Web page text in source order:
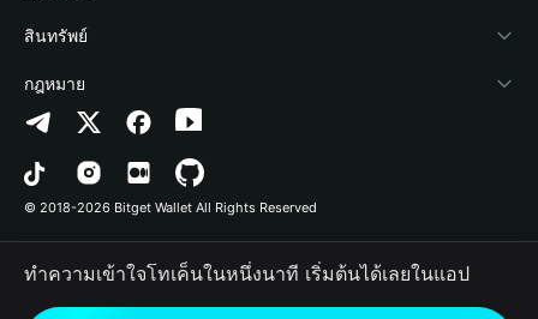
ศูนย์ช่วยเหลือ
ติดต่อเรา
ทรัพยากรข้อมูลของแบรนด์
อาชีพ
Crypto Swap API
Altcoin Season Index
Prediction Markets
DApp
RWA
Bitget Wallet Pay
ลิสต์โปรเจกต์
เทคโนโลยีความปลอดภัย
ซื้อคริปโต
การตรวจจับการอนุญาต
การตรวจจับสัญญา
การโอนเป็นชุด
สินทรัพย์
Arbitrum
Avalanche
Bitcoin
Polygon
กฎหมาย
นโยบายความเป็นส่วนตัว
ข้อตกลงในการใช้บริการ
© 2018-2026 Bitget Wallet All Rights Reserved
ทำความเข้าใจโทเค็นในหนึ่งนาที เริ่มต้นได้เลยในแอป